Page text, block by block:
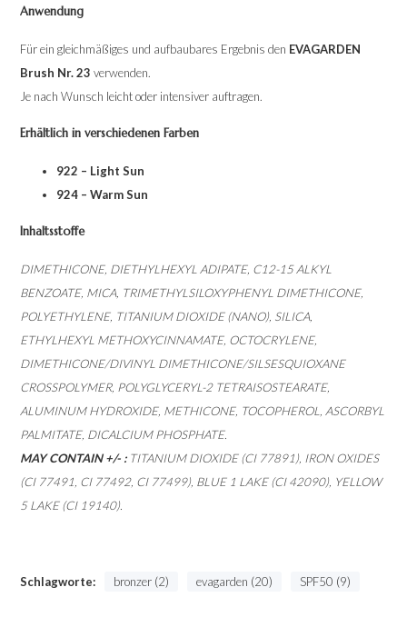
Anwendung
Für ein gleichmäßiges und aufbaubares Ergebnis den EVAGARDEN
Brush Nr. 23 verwenden.
Je nach Wunsch leicht oder intensiver auftragen.
Erhältlich in verschiedenen Farben
922 – Light Sun
924 – Warm Sun
Inhaltsstoffe
DIMETHICONE, DIETHYLHEXYL ADIPATE, C12-15 ALKYL
BENZOATE, MICA, TRIMETHYLSILOXYPHENYL DIMETHICONE,
POLYETHYLENE, TITANIUM DIOXIDE (NANO), SILICA,
ETHYLHEXYL METHOXYCINNAMATE, OCTOCRYLENE,
DIMETHICONE/DIVINYL DIMETHICONE/SILSESQUIOXANE
CROSSPOLYMER, POLYGLYCERYL-2 TETRAISOSTEARATE,
ALUMINUM HYDROXIDE, METHICONE, TOCOPHEROL, ASCORBYL
PALMITATE, DICALCIUM PHOSPHATE.
MAY CONTAIN +/- :TITANIUM DIOXIDE (CI 77891), IRON OXIDES
(CI 77491, CI 77492, CI 77499), BLUE 1 LAKE (CI 42090), YELLOW
5 LAKE (CI 19140).
Schlagworte: bronzer (2) evagarden (20) SPF50 (9)